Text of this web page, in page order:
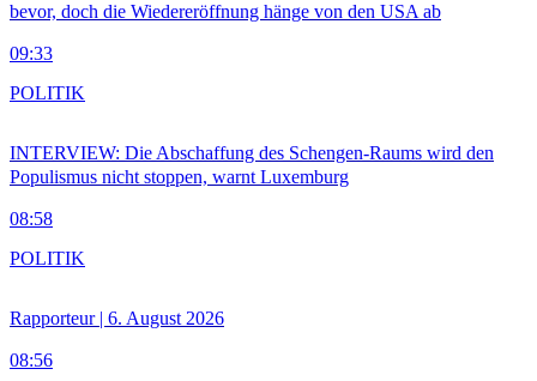
bevor, doch die Wiedereröffnung hänge von den USA ab
09:33
INTERVIEW: Die Abschaffung des Schengen-Raums wird den
Populismus nicht stoppen, warnt Luxemburg
08:58
POLITIK
Rapporteur | 6. August 2026
08:56
POLITIK